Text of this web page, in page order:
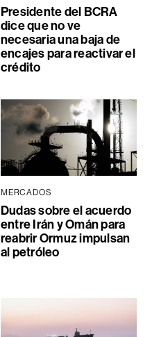
Presidente del BCRA
dice que no ve
necesaria una baja de
encajes para reactivar el
crédito
MERCADOS
Dudas sobre el acuerdo
entre Irán y Omán para
reabrir Ormuz impulsan
al petróleo